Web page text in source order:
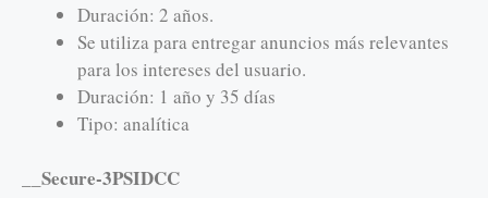
Duración: 2 años.
Se utiliza para entregar anuncios más relevantes
para los intereses del usuario.
Duración: 1 año y 35 días
Tipo: analítica
__Secure-3PSIDCC